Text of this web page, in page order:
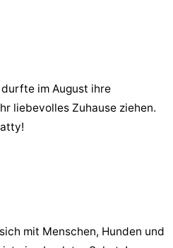
im August ihre
liebevolles Zuhause ziehen.
mit Menschen, Hunden und